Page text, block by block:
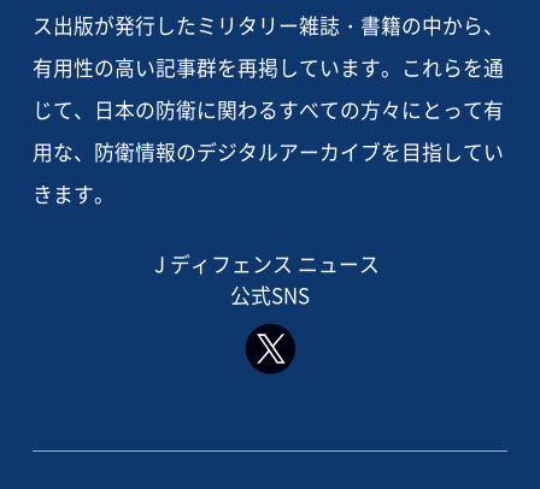
ス出版が発行したミリタリー雑誌・書籍の中から、
有用性の高い記事群を再掲しています。これらを通
じて、日本の防衛に関わるすべての方々にとって有
用な、防衛情報のデジタルアーカイブを目指してい
きます。
J ディフェンス ニュース
公式SNS